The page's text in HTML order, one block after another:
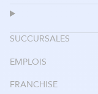
SUCCURSALES
EMPLOIS
FRANCHISE